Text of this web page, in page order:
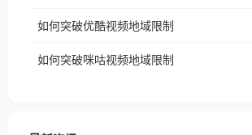
权限制所困扰。
制问题，且仅能在中国大陆地区播放。 遇到
户收听网易云音乐地区版权限制
如何突破优酷视频地域限制
如何突破咪咕视频地域限制